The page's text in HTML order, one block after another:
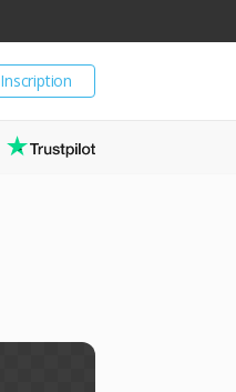
Inscription